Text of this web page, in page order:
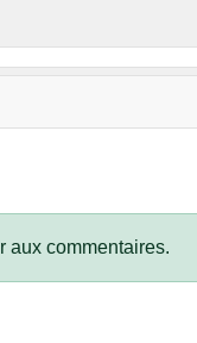
aux commentaires.